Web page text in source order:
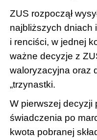
ZUS rozpoczął
najbliższych dniach
i renciści, w jednej
ważne decyzje z
waloryzacyjna oraz
„trzynastki.
W pierwszej decyzji
świadczenia po
kwota pobranej